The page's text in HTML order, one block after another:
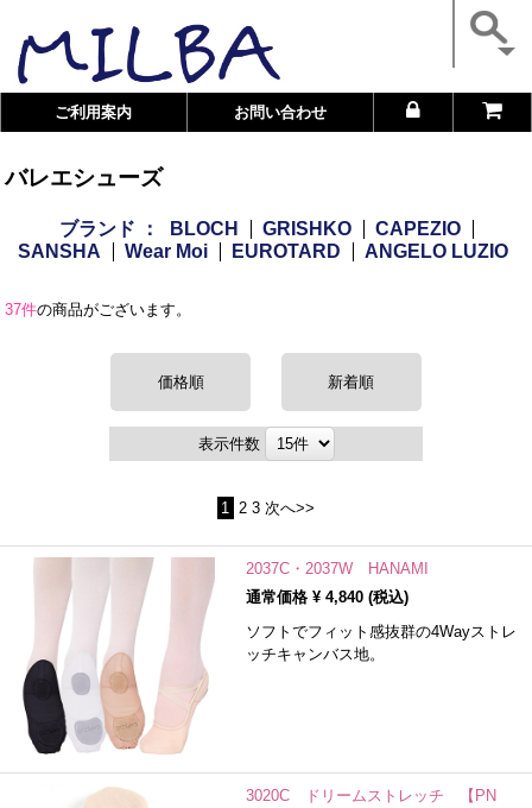
ご利用案内 お問い合わせ
バレエシューズ
ブランド ： BLOCH GRISHKO
CAPEZIO
SANSHA
Wear Moi EUROTARD ANGELO LUZIO
37件の商品がございます。
価格順 新着順
表示件数
1 2 3 次へ>>
2037C・2037W HANAMI
通常価格 ¥ 4,840(税込)
ソフトでフィット感抜群の4Wayストレ
ッチキャンバス地。
3020C ドリームストレッチ 【PN